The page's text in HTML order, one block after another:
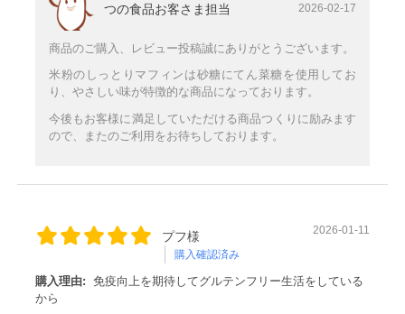
つの食品お客さま担当 2026-02-17
商品のご購入、レビュー投稿誠にありがとうございます。
米粉のしっとりマフィンは砂糖にてん菜糖を使用してお
り、やさしい味が特徴的な商品になっております。
今後もお客様に満足していただける商品つくりに励みます
ので、またのご利用をお待ちしております。
プフ様
購入確認済み
2026-01-11
購入理由: 免疫向上を期待してグルテンフリー生活をしている
から